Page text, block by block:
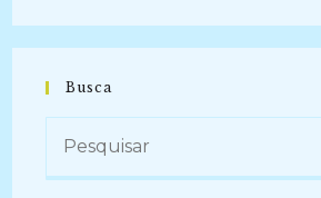
Da
Senhora
(2016
Busca